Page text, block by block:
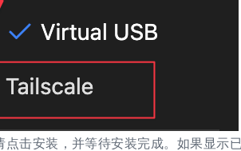
点击安装，并等待安装完成。如果显示